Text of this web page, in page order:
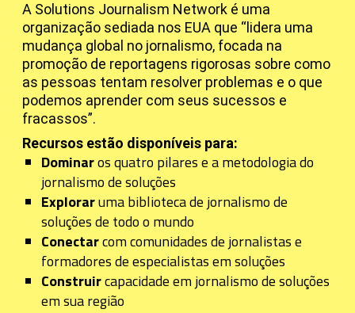
A Solutions Journalism Network é uma
organização sediada nos EUA que “lidera uma
mudança global no jornalismo, focada na
promoção de reportagens rigorosas sobre como
as pessoas tentam resolver problemas e o que
podemos aprender com seus sucessos e
fracassos”.
Recursos estão disponíveis para:
Dominaros quatro pilares e a metodologia do
jornalismo de soluções
Exploraruma biblioteca de jornalismo de
soluções de todo o mundo
Conectarcom comunidades de jornalistas e
formadores de especialistas em soluções
Construircapacidade em jornalismo de soluções
em sua região